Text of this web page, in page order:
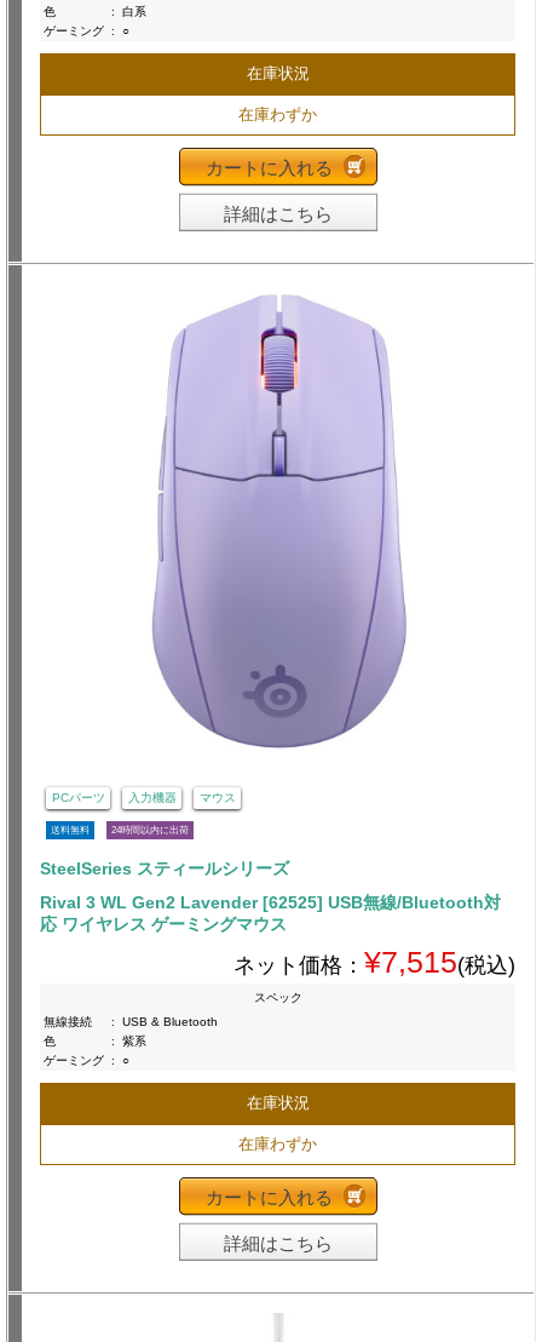
色
:
白系
ゲーミング : ○
在庫状況
在庫わずか
カートに入れる
詳細はこちら
PCパーツ 入力機器 マウス
送料無料 24時間以内に出荷
SteelSeries スティールシリーズ
Rival 3 WL Gen2 Lavender [62525] USB無線/Bluetooth対
応 ワイヤレス ゲーミングマウス
ネット価格： ¥7,515(税込)
スペック
無線接続
:
USB & Bluetooth
色
:
紫系
ゲーミング : ○
在庫状況
在庫わずか
カートに入れる
詳細はこちら